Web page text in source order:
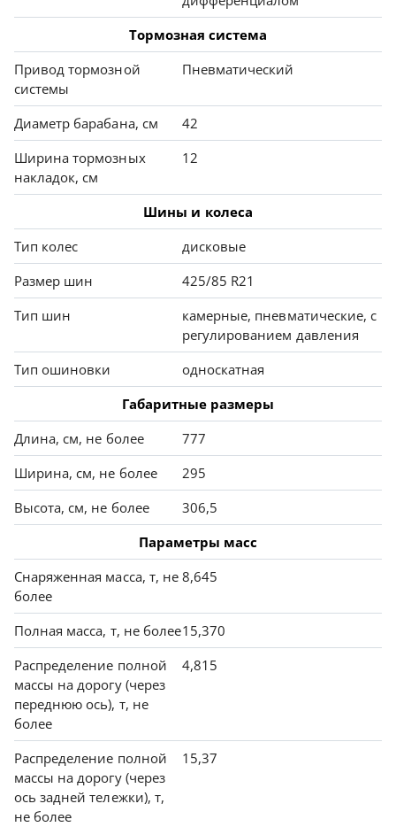
Тормозная система
Привод тормозной
системы
Пневматический
Диаметр барабана, см
42
Ширина тормозных
накладок, см
12
Шины и колеса
Тип колес
дисковые
Размер шин
425/85 R21
Тип шин
камерные, пневматические, с
регулированием давления
Тип ошиновки
односкатная
Габаритные размеры
Длина, см, не более
777
Ширина, см, не более
295
Высота, см, не более
306,5
Параметры масс
Снаряженная масса, т, не
более
8,645
Полная масса, т, не более15,370
Распределение полной
массы на дорогу (через
переднюю ось), т, не
более
4,815
Распределение полной
массы на дорогу (через
ось задней тележки), т,
не более
15,37